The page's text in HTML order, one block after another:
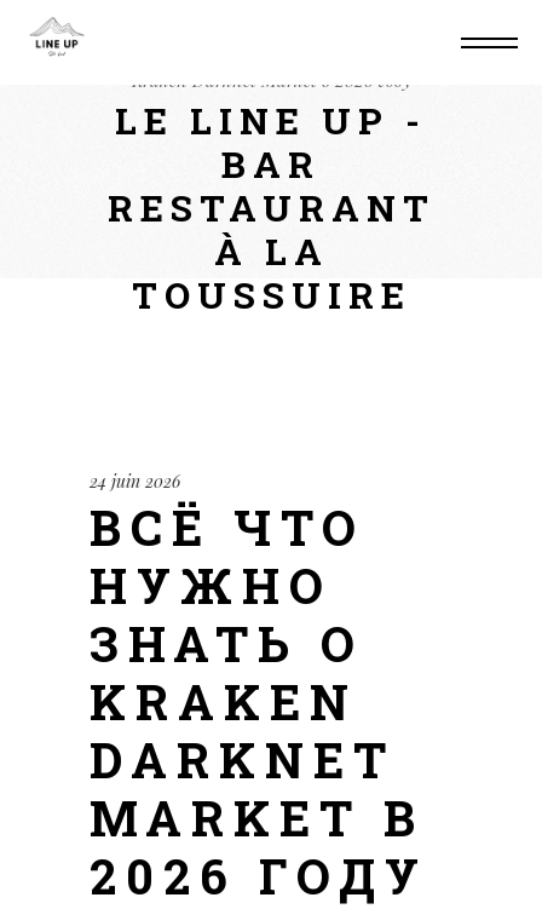
Kraken Darknet Market в 2026 году
LE LINE UP -
BAR
RESTAURANT
À LA
TOUSSUIRE
24 juin 2026
ВСЁ ЧТО
НУЖНО
ЗНАТЬ О
KRAKEN
DARKNET
MARKET В
2026 ГОДУ